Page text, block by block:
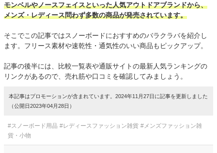
モンベルやノースフェイスといった人気アウトドアブランドから、
メンズ・レディース問わず多数の商品が発売されています。
そこでこの記事ではスノーボードにおすすめのバラクラバを紹介し
ます。フリース素材や速乾性・通気性のいい商品もピックアップ。
記事の後半には、比較一覧表や通販サイトの最新人気ランキングの
リンクがあるので、売れ筋や口コミを確認してみましょう。
本記事はプロモーションが含まれています。2024年11月27日に記事を更新しました
（公開日2023年04月28日）
#スノーボード用品 #レディースファッション雑貨 #メンズファッション雑
貨・小物